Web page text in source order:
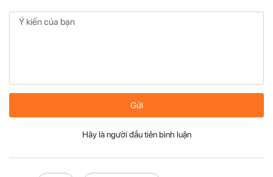
Gửi
Hãy là người đầu tiên bình luận